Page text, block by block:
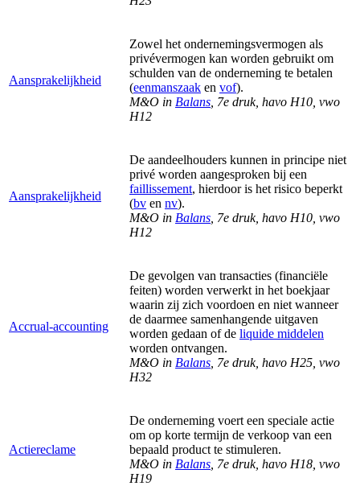
Aansprakelijkheid
Zowel het ondernemingsvermogen als
privévermogen kan worden gebruikt om
schulden van de onderneming te betalen
(eenmanszaak en vof).
M&O in Balans , 7e druk, havo H10, vwo
H12
Aansprakelijkheid
De aandeelhouders kunnen in principe niet
privé worden aangesproken bij een
faillissement, hierdoor is het risico beperkt
(bv en nv).
M&O in Balans , 7e druk, havo H10, vwo
H12
Accrual-accounting
De gevolgen van transacties (financiële
feiten) worden verwerkt in het boekjaar
waarin zij zich voordoen en niet wanneer
de daarmee samenhangende uitgaven
worden gedaan of de liquide middelen
worden ontvangen.
M&O in Balans , 7e druk, havo H25, vwo
H32
Actiereclame
De onderneming voert een speciale actie
om op korte termijn de verkoop van een
bepaald product te stimuleren.
M&O in Balans , 7e druk, havo H18, vwo
H19